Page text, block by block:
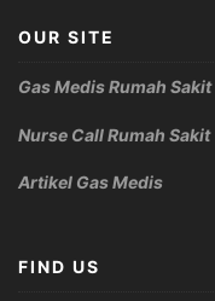
OUR SITE
Gas Medis Rumah Sakit
Nurse Call Rumah Sakit
Artikel Gas Medis
FIND US